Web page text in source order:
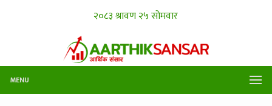
MENU